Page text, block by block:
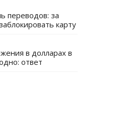
переводов: за
карту
в долларах в
ответ